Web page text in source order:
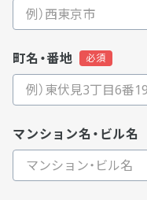
町名・番地
マンション名・ビル名